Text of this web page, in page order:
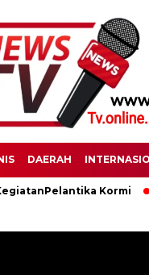
DAERAH
Kormi